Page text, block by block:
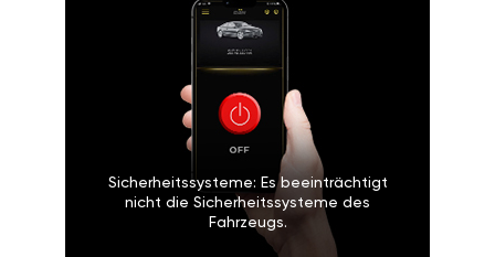
Sicherheitssysteme: Es beeinträchtigt
nicht die Sicherheitssysteme des
Fahrzeugs.